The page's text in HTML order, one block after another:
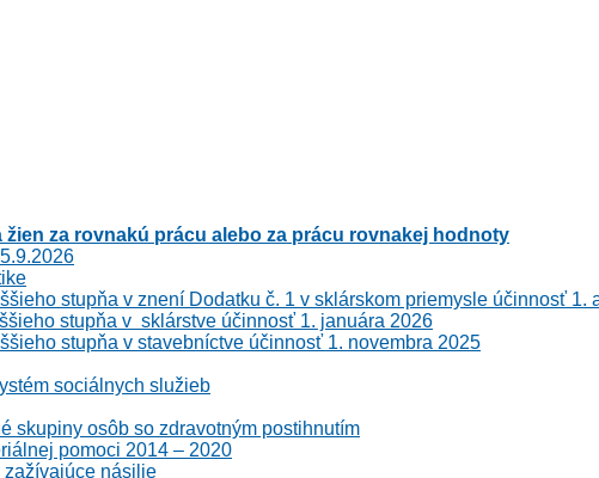
za rovnakú prácu alebo za prácu rovnakej hodnoty
stupňa v znení Dodatku č. 1 v sklárskom priemysle účinnosť 1.
stupňa v sklárstve účinnosť 1. januára 2026
stupňa v stavebníctve účinnosť 1. novembra 2025
sociálnych služieb
skupiny osôb so zdravotným postihnutím
pomoci 2014 – 2020
zažívajúce násilie